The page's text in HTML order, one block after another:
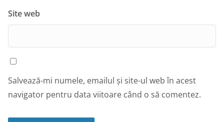
Site web
Salvează-mi numele, emailul și site-ul web în acest
navigator pentru data viitoare când o să comentez.